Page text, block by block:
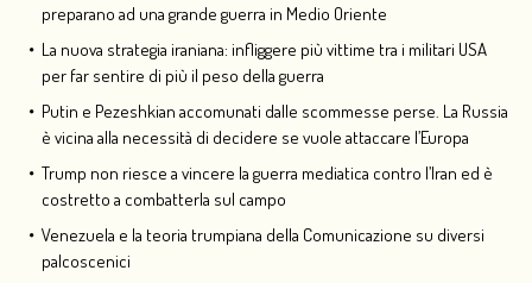
preparano ad una grande guerra in Medio Oriente
La nuova strategia iraniana: infliggere più vittime tra i militari USA
per far sentire di più il peso della guerra
Putin e Pezeshkian accomunati dalle scommesse perse. La Russia
è vicina alla necessità di decidere se vuole attaccare l’Europa
Trump non riesce a vincere la guerra mediatica contro l’Iran ed è
costretto a combatterla sul campo
Venezuela e la teoria trumpiana della Comunicazione su diversi
palcoscenici